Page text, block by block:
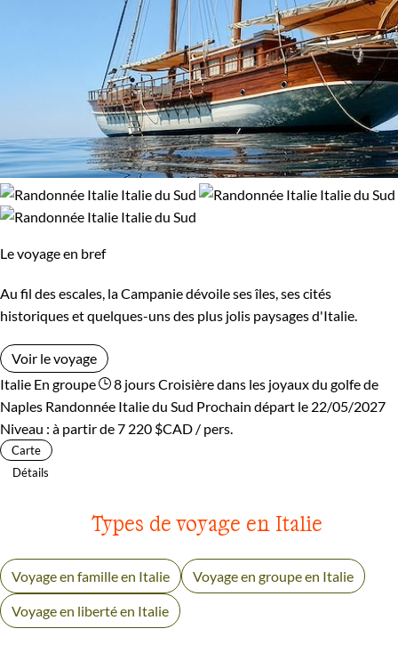
Le voyage en bref
Au fil des escales, la Campanie dévoile ses îles, ses cités
historiques et quelques-uns des plus jolis paysages d'Italie.
Voir le voyage
Italie En groupe 8 joursCroisière dans les joyaux du golfe de
Naples Randonnée Italie du Sud Prochain départ le 22/05/2027
Niveau : à partir de7 220 $CAD / pers.
Carte
Détails
Types de voyage en Italie
Voyage en famille en Italie Voyage en groupe en Italie
Voyage en liberté en Italie